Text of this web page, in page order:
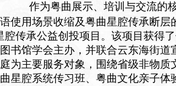
作为粤曲展示、培训与交流的
使用场景收缩及粤曲星腔传承断
腔传承公益创投项目。 该项目获得
书馆学会主办，并联合云东海街
为主要服务对象，围绕省级非物
星腔系统传习班、粤曲文化亲子